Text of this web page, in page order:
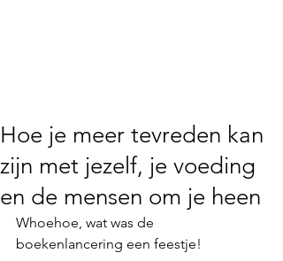
Hoe je meer tevreden kan
zijn met jezelf, je voeding
en de mensen om je heen
Whoehoe, wat was de
boekenlancering een feestje!